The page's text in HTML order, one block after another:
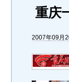
重庆
2007年09月